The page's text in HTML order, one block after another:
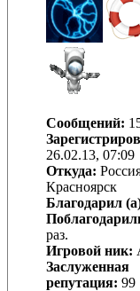
Сообщений:
26.02.13, 07:09
Откуда:
Красноярск
Благодарил
раз.
Игровой ник:
Заслуженная
репутация: 99